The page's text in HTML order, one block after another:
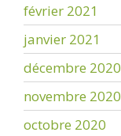
février 2021
janvier 2021
décembre 2020
novembre 2020
octobre 2020